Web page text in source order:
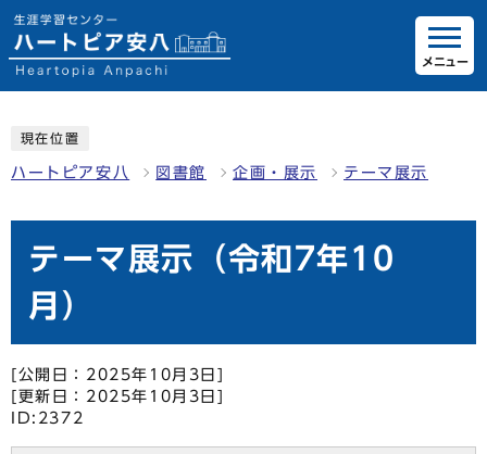
メニュー
現在位置
ハートピア安八 図書館 企画・展示 テーマ展示
テーマ展示（令和7年10
月）
[公開日：2025年10月3日]
[更新日：2025年10月3日]
ID:2372